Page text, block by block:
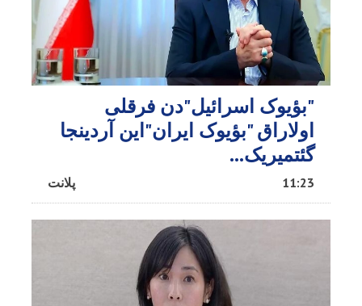
"بؤیوک اسرائیل"دن فرقلی
اولاراق "بؤیوک ایران"این آردینجا
گئتمیریک...
پلانت 11:23